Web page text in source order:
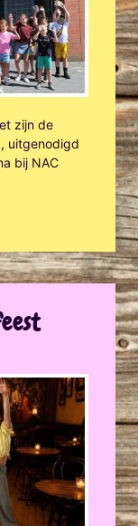
zijn de
uitgenodigd
bij NAC